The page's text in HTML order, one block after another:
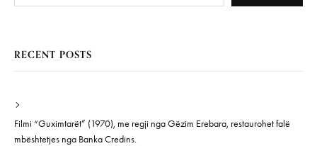
RECENT POSTS
Filmi “Guximtarët” (1970), me regji nga Gëzim Erebara, restaurohet falë
mbështetjes nga Banka Credins.